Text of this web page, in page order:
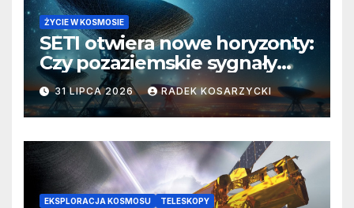
ŻYCIE W KOSMOSIE
SETI otwiera nowe horyzonty:
Czy pozaziemskie sygnały
czekają w nieoczekiwanych
miejscach?
31 LIPCA 2026 RADEK KOSARZYCKI
EKSPLORACJA KOSMOSU TELESKOPY